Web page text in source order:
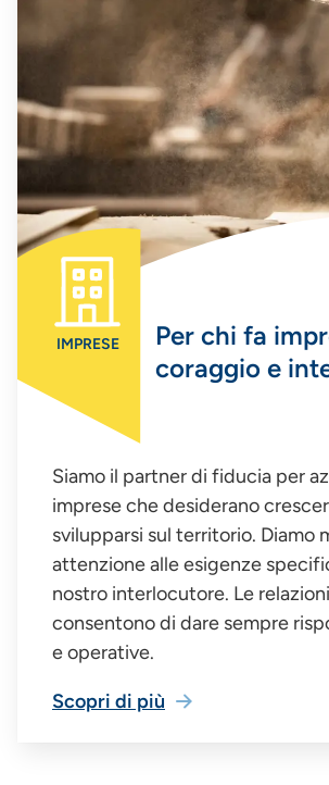
IMPRESE
Per chi fa
coraggio e
Siamo il partner di fiducia per
imprese che desiderano
svilupparsi sul territorio. Diamo
attenzione alle esigenze
nostro interlocutore. Le
consentono di dare sempre
e operative.
Scopri di più